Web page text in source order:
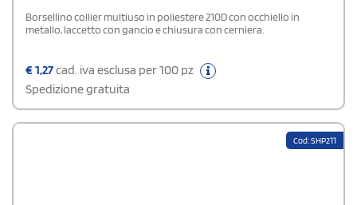
Borsellino collier multiuso in poliestere 210D con occhiello in
metallo, laccetto con gancio e chiusura con cerniera.
€1,27cad. iva esclusa per 100 pz
Spedizione gratuita
Cod: SHP211